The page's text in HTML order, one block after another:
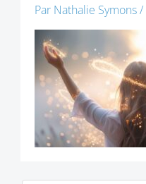
Par Nathalie Symons/